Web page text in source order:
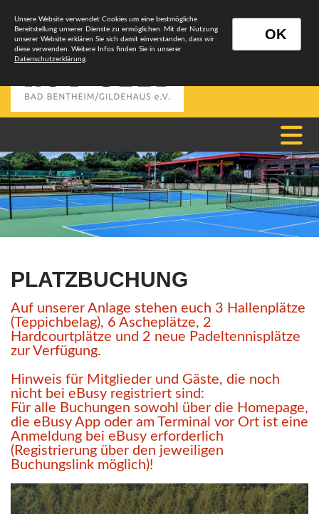
PLATZBUCHUNG
Auf unserer Anlage stehen euch 3 Hallenplätze
(Teppichbelag), 6 Ascheplätze, 2
Hardcourtplätze und 2 neue Padeltennisplätze
zur Verfügung.
Hinweis für Mitglieder und Gäste, die noch
nicht bei eBusy registriert sind:
Für alle Buchungen sowohl über die Homepage,
die eBusy App oder am Terminal vor Ort ist eine
Anmeldung bei eBusy erforderlich
(Registrierung über den jeweiligen
Buchungslink möglich)!
OK
Unsere Website verwendet Cookies um eine bestmögliche
Bereitstellung unserer Dienste zu ermöglichen. Mit der Nutzung
unserer Website erklären Sie sich damit einverstanden, dass wir
diese verwenden. Weitere Infos finden Sie in unserer
Datenschutzerklärung.